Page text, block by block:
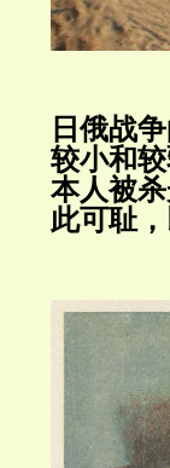
日俄战
较小和
本人被
此可耻